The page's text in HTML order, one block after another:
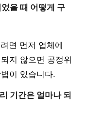
을 때 어떻게 구
면 먼저 업체에
지 않으면 공정위
이 있습니다.
기간은 얼마나 되